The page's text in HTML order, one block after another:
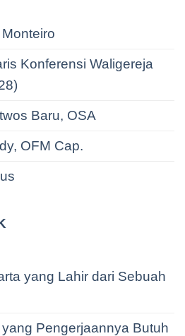
Konferensi Waligereja
Baru, OSA
OFM Cap.
yang Lahir dari Sebuah
Pengerjaannya Butuh